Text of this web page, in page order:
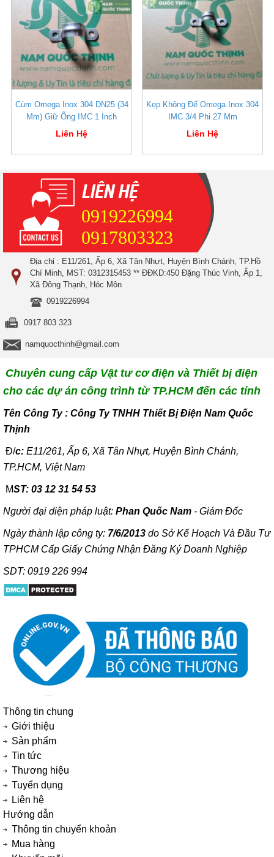
Cùm Omega Inox 304 DN25 (34
Mm) Giữ Ống IMC 1 Inch
Liên Hệ
Kẹp Không Đế Omega Inox 304
IMC 3/4 Phi 27 Mm
Liên Hệ
0919226994
0917803323
Địa chỉ : E11/261, Ấp 6, Xã Tân Nhựt, Huyện Bình Chánh, TP.Hồ
Chí Minh, MST: 0312315453 ** ĐĐKD:450 Đặng Thúc Vinh, Ấp 1,
Xã Đông Thạnh, Hóc Môn
0919226994
0917 803 323
namquocthinh@gmail.com
Chuyên cung cấp Vật tư cơ điện và Thiết bị điện
cho các dự án công trình từ TP.HCM đến các tỉnh
Tên Công Ty : Công Ty TNHH Thiết Bị Điện Nam Quốc
Thịnh
Đ/c: E11/261, Ấp 6, Xã Tân Nhựt, Huyện Bình Chánh,
TP.HCM, Việt Nam
MST: 03 12 31 54 53
Người đại diện pháp luật: Phan Quốc Nam - Giám Đốc
Ngày thành lập công ty: 7/6/2013 do Sở Kế Hoạch Và Đầu Tư
TPHCM Cấp Giấy Chứng Nhận Đăng Ký Doanh Nghiệp
SDT: 0919 226 994
Thông tin chung
Giới thiệu
Sản phẩm
Tin tức
Thương hiệu
Tuyển dụng
Liên hệ
Hướng dẫn
Thông tin chuyển khoản
Mua hàng